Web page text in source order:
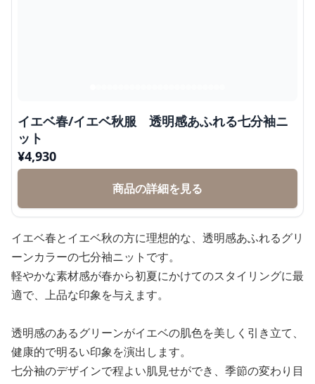
イエベ春/イエベ秋服 透明感あふれる七分袖ニ
ット
¥4,930
商品の詳細を見る
イエベ春とイエベ秋の方に理想的な、透明感あふれるグリ
ーンカラーの七分袖ニットです。
軽やかな素材感が春から初夏にかけてのスタイリングに最
適で、上品な印象を与えます。
透明感のあるグリーンがイエベの肌色を美しく引き立て、
健康的で明るい印象を演出します。
七分袖のデザインで程よい肌見せができ、季節の変わり目